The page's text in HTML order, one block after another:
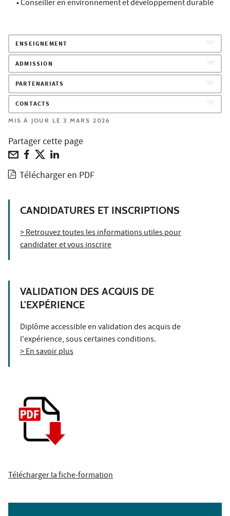
• Conseiller en environnement et développement durable
ENSEIGNEMENT
ADMISSION
PARTENARIATS
CONTACTS
MIS À JOUR LE 3 MARS 2026
Partager cette page
Télécharger en PDF
CANDIDATURES ET INSCRIPTIONS
> Retrouvez toutes les informations utiles pour
candidater et vous inscrire
VALIDATION DES ACQUIS DE
L'EXPÉRIENCE
Diplôme accessible en validation des acquis de
l'expérience, sous certaines conditions.
> En savoir plus
Télécharger la fiche-formation